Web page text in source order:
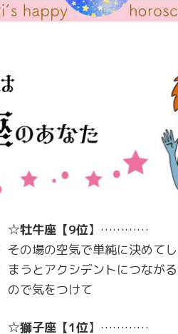
☆牡牛座【9位】…………
その場の空気で単純に決めてし
まうとアクシデントにつながる
ので気をつけて
☆獅子座【1位】…………